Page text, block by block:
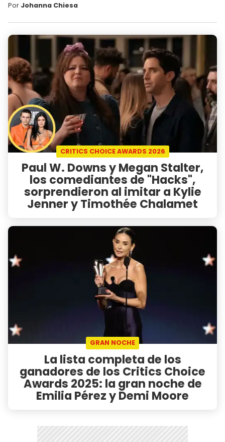
Por Johanna Chiesa
CRITICS CHOICE AWARDS 2026
Paul W. Downs y Megan Stalter,
los comediantes de "Hacks",
sorprendieron al imitar a Kylie
Jenner y Timothée Chalamet
GRAN NOCHE
La lista completa de los
ganadores de los Critics Choice
Awards 2025: la gran noche de
Emilia Pérez y Demi Moore